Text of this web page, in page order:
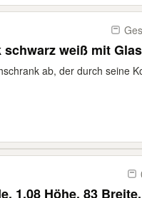
weiß mit
ab, der durch seine
1,08 Höhe, 83